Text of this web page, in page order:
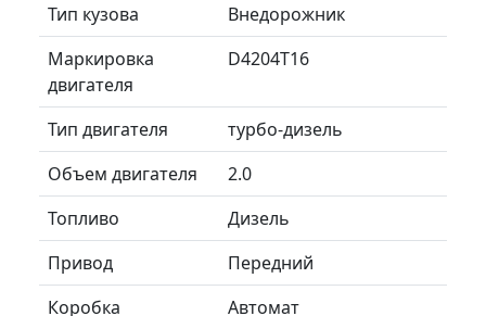
Тип кузова
Внедорожник
Маркировка
двигателя
D4204T16
Тип двигателя
турбо-дизель
Объем двигателя
2.0
Топливо
Дизель
Привод
Передний
Коробка
Автомат